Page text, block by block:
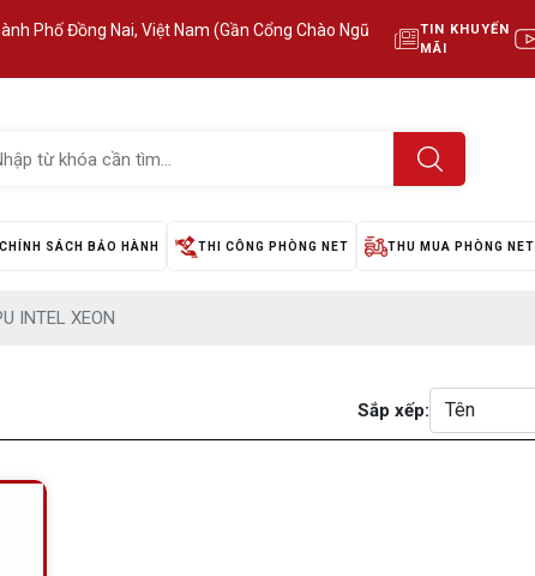
Phố Đồng Nai, Việt Nam (Gần Cổng Chào Ngũ
TIN KHUYẾN
MÃI
CHÍNH SÁCH BẢO HÀNH THI CÔNG PHÒNG NET THU MUA PHÒNG NET
INTEL XEON
Sắp xếp: